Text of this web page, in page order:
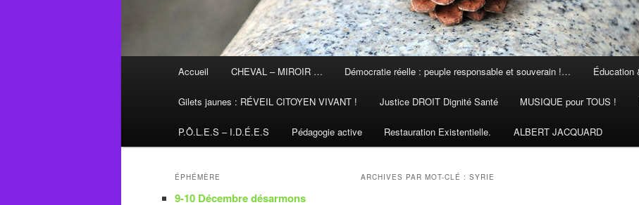
Accueil CHEVAL – MIROIR … Démocratie réelle : peuple responsable et souverain !… Éducation
Gilets jaunes : RÉVEIL CITOYEN VIVANT ! Justice DROIT Dignité Santé MUSIQUE pour TOUS !
P.Ô.L.E.S – I.D.É.E.S Pédagogie active Restauration Existentielle. ALBERT JACQUARD
ARCHIVES PAR MOT-CLÉ : SYRIE
ÉPHÉMÈRE
9-10 Décembre désarmons